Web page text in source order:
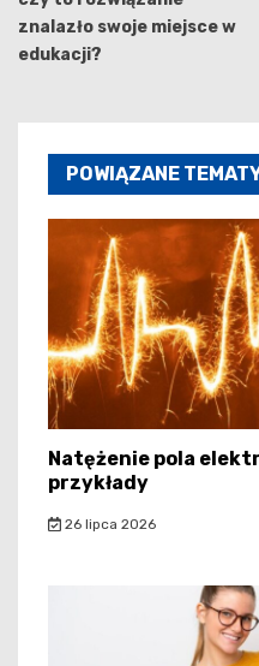
znalazło swoje miejsce w
edukacji?
POWIĄZANE
Natężenie pola
przykłady
26 lipca 2026